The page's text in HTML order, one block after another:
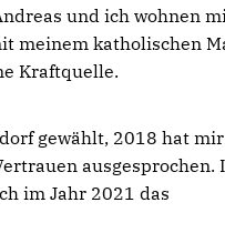
und ich wohnen
meinem katholischen
Kraftquelle.
gewählt, 2018 hat
ausgesprochen.
im Jahr 2021 das